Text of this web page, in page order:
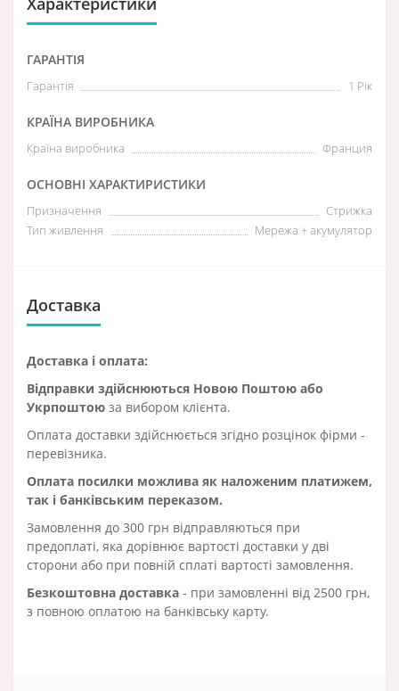
ГАРАНТІЯ
Гарантія 1 Рік
КРАЇНА ВИРОБНИКА
Країна виробника Франция
ОСНОВНІ ХАРАКТИРИСТИКИ
Призначення
Стрижка
Тип живлення
Мережа + акумулятор
Доставка
Доставка і оплата:
Відправки здійснюються Новою Поштою або
Укрпоштою за вибором клієнта.
Оплата доставки здійснюється згідно розцінок фірми -
перевізника.
Оплата посилки можлива як наложеним платижем,
так і банківським переказом.
Замовлення до 300 грн відправляються при
предоплаті, яка дорівнює вартості доставки у дві
сторони або при повній сплаті вартості замовлення.
Безкоштовна доставка - при замовленні від 2500 грн,
з повною оплатою на банківську карту.